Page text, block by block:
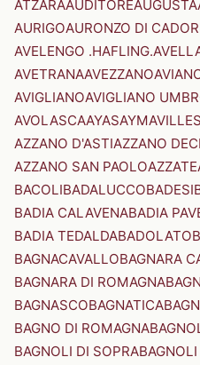
ATZARAAUDITOREAUGUSTA
AURIGOAURONZO DI
AVELENGO .HAFLING.
AVETRANAAVEZZANO
AVIGLIANOAVIGLIANO
AVOLASCAAYASAYMAVILLES
AZZANO D'ASTIAZZANO
AZZANO SAN PAOLOAZZATE
BACOLIBADALUCCOBADESI
BADIA CALAVENABADIA
BADIA TEDALDABADOLATO
BAGNACAVALLOBAGNARA
BAGNARA DI ROMAGNA
BAGNASCOBAGNATICA
BAGNO DI ROMAGNA
BAGNOLI DI SOPRA